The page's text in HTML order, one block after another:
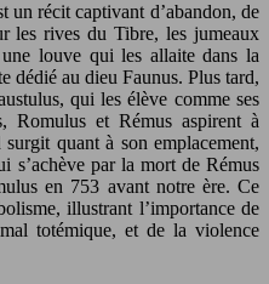
un récit captivant d’abandon, de
les rives du Tibre, les jumeaux
louve qui les allaite dans la
dédié au dieu Faunus. Plus tard,
qui les élève comme ses
Romulus et Rémus aspirent à
quant à son emplacement,
s’achève par la mort de Rémus
en 753 avant notre ère. Ce
illustrant l’importance de
totémique, et de la violence